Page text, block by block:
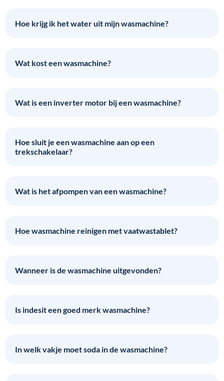
Hoe krijg ik het water uit mijn wasmachine?
Wat kost een wasmachine?
Wat is een inverter motor bij een wasmachine?
Hoe sluit je een wasmachine aan op een
trekschakelaar?
Wat is het afpompen van een wasmachine?
Hoe wasmachine reinigen met vaatwastablet?
Wanneer is de wasmachine uitgevonden?
Is indesit een goed merk wasmachine?
In welk vakje moet soda in de wasmachine?